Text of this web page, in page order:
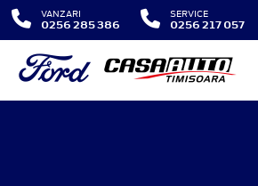
VANZARI
0256 285 386
SERVICE
0256 217 057